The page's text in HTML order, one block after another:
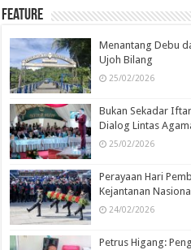
Feature
Menantang Debu
Ujoh Bilang
25/02/2026
Bukan Sekadar
Dialog Lintas
25/02/2026
Perayaan Hari
Kejantanan Nasional
24/02/2026
Petrus Higang: